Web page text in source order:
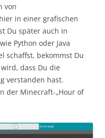
von
in einer grafischen
Du später auch in
Python oder Java
schaffst, bekommst Du
dass Du die
verstanden hast.
der Minecraft-„Hour of